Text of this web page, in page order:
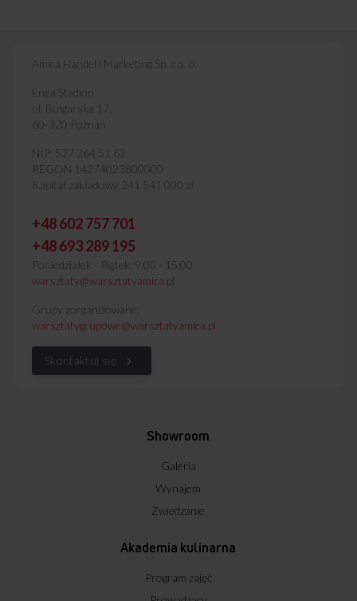
Amica Handel i Marketing Sp. z o. o.
Enea Stadion
ul. Bułgarska 17,
60-320 Poznań
NIP: 527 264 51 62
REGON 14274023800000
Kapitał zakładowy 241 541 000 zł
+48 602 757 701
+48 693 289 195
Poniedziałek - Piątek: 9:00 - 15:00
warsztaty@warsztatyamica.pl
Grupy zorganizowane:
warsztatygrupowe@warsztatyamica.pl
Skontaktuj się
Showroom
Galeria
Wynajem
Zwiedzanie
Akademia kulinarna
Program zajęć